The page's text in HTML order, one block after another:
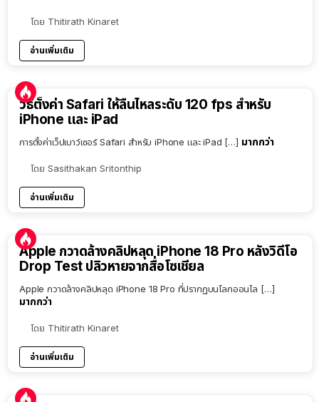
โดย Thitirath Kinaret
อ่านเพิ่มเติม
วิธีตั้งค่า Safari ให้ลื่นไหลระดับ 120 fps สำหรับ
iPhone และ iPad
การตั้งค่าเว็ปเบาว์เซอร์ Safari สำหรับ iPhone และ iPad […] มากกว่า
โดย Sasithakan Sritonthip
อ่านเพิ่มเติม
Apple กวาดล้างคลิปหลุด iPhone 18 Pro หลังวิดีโอ
Drop Test ปลิวหายจากสื่อโซเชียล
Apple กวาดล้างคลิปหลุด iPhone 18 Pro ที่ปรากฏบนโลกออนไล […]
มากกว่า
โดย Thitirath Kinaret
อ่านเพิ่มเติม